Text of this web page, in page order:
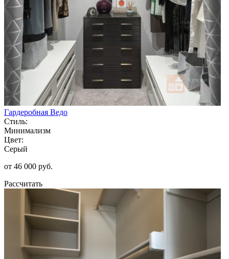
Гардеробная Ведо
Стиль:
Минимализм
Цвет:
Серый
от 46 000 руб.
Рассчитать